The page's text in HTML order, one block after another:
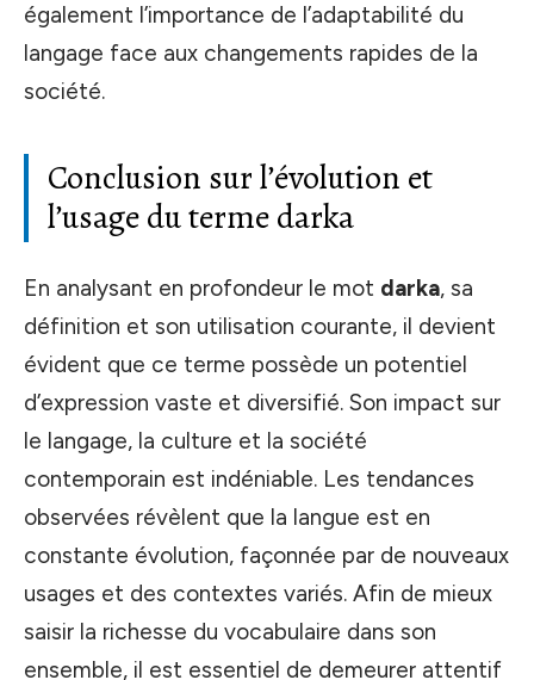
également l’importance de l’adaptabilité du
langage face aux changements rapides de la
société.
Conclusion sur l’évolution et
l’usage du terme darka
En analysant en profondeur le mot darka, sa
définition et son utilisation courante, il devient
évident que ce terme possède un potentiel
d’expression vaste et diversifié. Son impact sur
le langage, la culture et la société
contemporain est indéniable. Les tendances
observées révèlent que la langue est en
constante évolution, façonnée par de nouveaux
usages et des contextes variés. Afin de mieux
saisir la richesse du vocabulaire dans son
ensemble, il est essentiel de demeurer attentif